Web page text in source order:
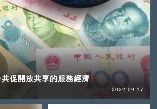
促開放共享的服務經濟
2022-09-17